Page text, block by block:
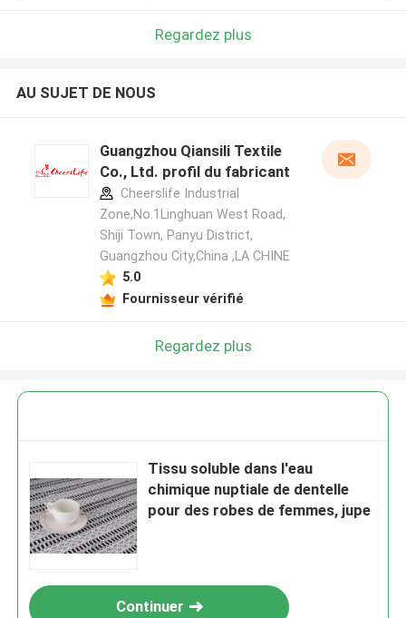
Regardez plus
AU SUJET DE NOUS
Guangzhou Qiansili Textile
Co., Ltd. profil du fabricant
Cheerslife Industrial
Zone,No.1Linghuan West Road,
Shiji Town, Panyu District,
Guangzhou City,China ,LA CHINE
5.0
Fournisseur vérifié
Regardez plus
Tissu soluble dans l'eau
chimique nuptiale de dentelle
pour des robes de femmes, jupe
Continuer